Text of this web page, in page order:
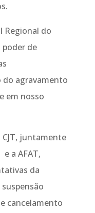
Regional do
poder de
agravamento
em nosso
juntamente
e a AFAT,
da
cancelamento